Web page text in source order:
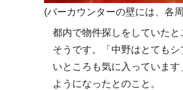
(バーカウンターの壁には、各
都内で物件探しをしていた
そうです。「中野はとても
いところも気に入っていま
ようになったとのこと。